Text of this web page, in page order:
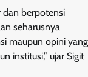
dan berpotensi
seharusnya
maupun opini yang
institusi,” ujar Sigit